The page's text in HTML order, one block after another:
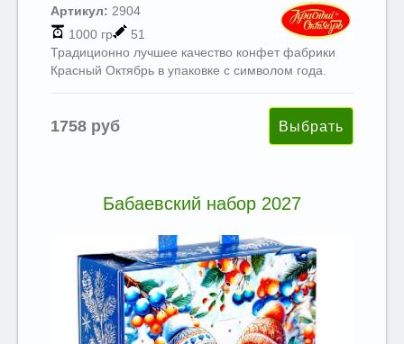
Артикул: 2904
1000 гр
51
Традиционно лучшее качество конфет фабрики
Красный Октябрь в упаковке с символом года.
1758 руб
Бабаевский набор 2027